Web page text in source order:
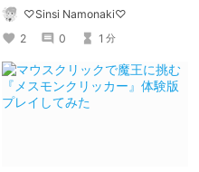
♡Sinsi Namonaki♡
2
0 1 分